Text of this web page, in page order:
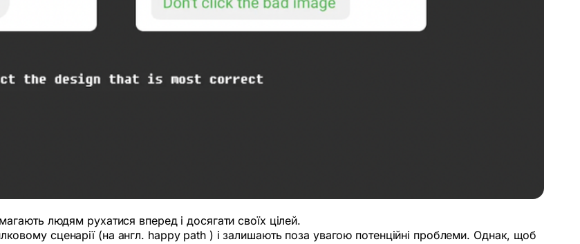
людям рухатися вперед і досягати своїх цілей.
сценарії (на англ. happy path ) і залишають поза увагою потенційні проблеми. Однак, щоб